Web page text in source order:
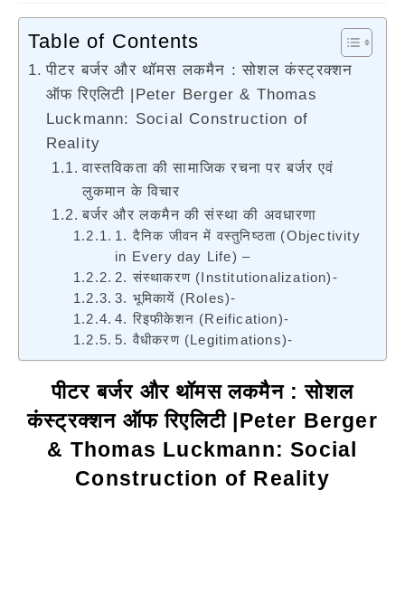
Table of Contents
पीटर बर्जर और थॉमस लकमैन : सोशल कंस्ट्रक्शन
ऑफ रिएलिटी |Peter Berger & Thomas
Luckmann: Social Construction of
Reality
वास्तविकता की सामाजिक रचना पर बर्जर एवं
लुकमान के विचार
बर्जर और लकमैन की संस्था की अवधारणा
1. दैनिक जीवन में वस्तुनिष्ठता (Objectivity
in Every day Life) –
2. संस्थाकरण (Institutionalization)-
3. भूमिकायें (Roles)-
4. रिइफीकेशन (Reification)-
5. वैधीकरण (Legitimations)-
पीटर बर्जर और थॉमस लकमैन : सोशल
कंस्ट्रक्शन ऑफ रिएलिटी |Peter Berger
& Thomas Luckmann: Social
Construction of Reality